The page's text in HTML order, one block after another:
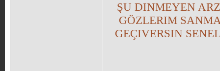
ŞU DINMEYEN
GÖZLERIM
GEÇIVERSIN